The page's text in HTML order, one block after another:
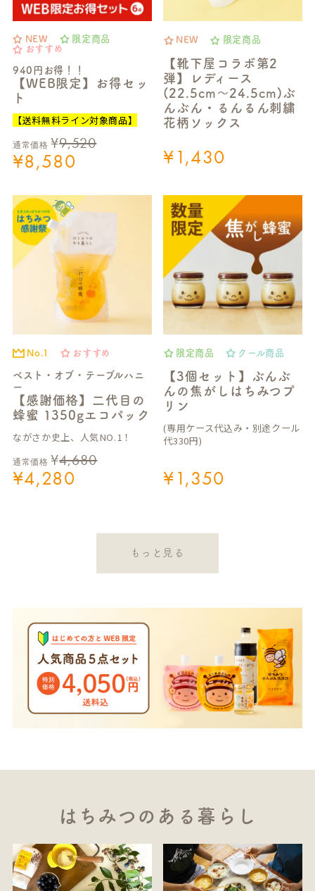
NEW
限定商品
おすすめ
940円お得！！
【WEB限定】お得セッ
ト
【送料無料ライン対象商品】
通常価格 ¥9,520
¥8,580
NEW 限定商品
【靴下屋コラボ第2
弾】レディース
(22.5cm～24.5cm)ぶ
んぶん・るんるん刺繍
花柄ソックス
¥1,430
No.1 おすすめ
ベスト・オブ・テーブルハニ
ー
【感謝価格】二代目の
蜂蜜 1350gエコパック
ながさか史上、人気NO.1！
通常価格 ¥4,680
¥4,280
限定商品 クール商品
【3個セット】ぶんぶ
んの焦がしはちみつプ
リン
(専用ケース代込み・別途クール
代330円)
¥1,350
もっと見る
はちみつのある暮らし